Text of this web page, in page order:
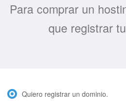
Para comprar un
que registrar
Quiero registrar un dominio.